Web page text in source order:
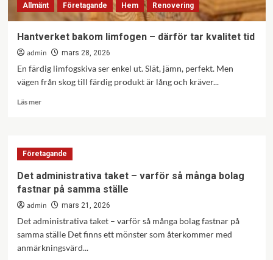
Allmänt Företagande Hem Renovering
Hantverket bakom limfogen – därför tar kvalitet tid
admin mars 28, 2026
En färdig limfogskiva ser enkel ut. Slät, jämn, perfekt. Men
vägen från skog till färdig produkt är lång och kräver...
Läs merLäs
bakom
limfogen
därför
tar
kvalitet
Företagande
Det administrativa taket – varför så många bolag
fastnar på samma ställe
admin mars 21, 2026
Det administrativa taket – varför så många bolag fastnar på
samma ställe Det finns ett mönster som återkommer med
anmärkningsvärd...